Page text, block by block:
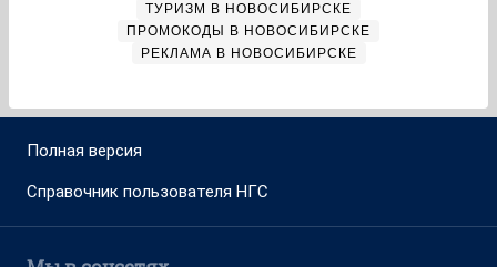
ТУРИЗМ В НОВОСИБИРСКЕ
ПРОМОКОДЫ В НОВОСИБИРСКЕ
РЕКЛАМА В НОВОСИБИРСКЕ
Полная версия
Справочник пользователя НГС